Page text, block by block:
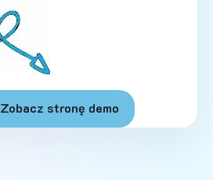
Zobacz stronę demo